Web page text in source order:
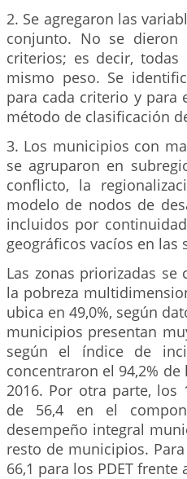
2. Se agregaron las
conjunto. No se
criterios; es decir,
mismo peso. Se
para cada criterio y para
método de clasificación
3. Los municipios con
se agruparon en
conflicto, la
modelo de nodos de
incluidos por
geográficos vacíos en las
Las zonas priorizadas
la pobreza
ubica en 49,0%, según
municipios presentan
según el índice de
concentraron el 94,2% de
2016. Por otra parte,
de 56,4 en el
desempeño integral
resto de municipios.
66,1 para los PDET